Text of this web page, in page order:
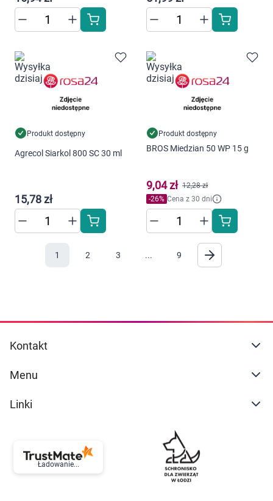
Produkt dostępny
Agrecol Siarkol 800 SC 30 ml
15,78 zł
Produkt dostępny
BROS Miedzian 50 WP 15 g
9,04 zł 12,28 zł
-26% Cena z 30 dni
1 2 3 ... 9
Kontakt
Menu
Linki
Ładowanie...